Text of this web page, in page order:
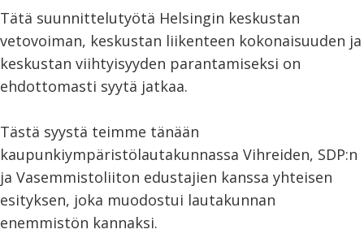
Tätä suunnittelutyötä Helsingin keskustan
vetovoiman, keskustan liikenteen kokonaisuuden ja
keskustan viihtyisyyden parantamiseksi on
ehdottomasti syytä jatkaa.
Tästä syystä teimme tänään
kaupunkiympäristölautakunnassa Vihreiden, SDP:n
ja Vasemmistoliiton edustajien kanssa yhteisen
esityksen, joka muodostui lautakunnan
enemmistön kannaksi.